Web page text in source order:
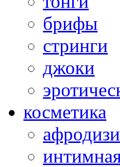
брифы
стринги
джоки
косметика